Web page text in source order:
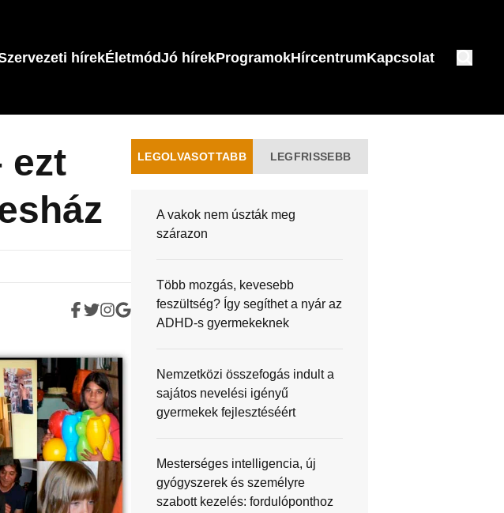
hírekÉletmódJó hírekProgramokHírcentrumKapcsolat
ezt
LEGOLVASOTTABB LEGFRISSEBB
A vakok nem úszták meg
szárazon
Több mozgás, kevesebb
feszültség? Így segíthet a nyár az
ADHD-s gyermekeknek
Nemzetközi összefogás indult a
sajátos nevelési igényű
gyermekek fejlesztéséért
Mesterséges intelligencia, új
gyógyszerek és személyre
szabott kezelés: fordulóponthoz